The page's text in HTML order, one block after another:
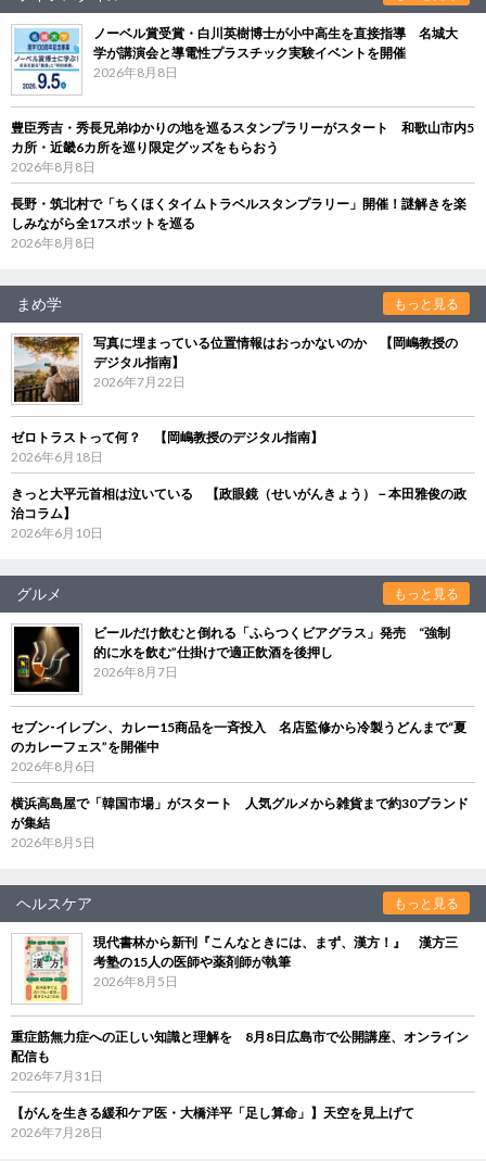
ノーベル賞受賞・白川英樹博士が小中高生を直接指導 名城大
学が講演会と導電性プラスチック実験イベントを開催
2026年8月8日
豊臣秀吉・秀長兄弟ゆかりの地を巡るスタンプラリーがスタート 和歌山市内5
カ所・近畿6カ所を巡り限定グッズをもらおう
2026年8月8日
長野・筑北村で「ちくほくタイムトラベルスタンプラリー」開催！謎解きを楽
しみながら全17スポットを巡る
2026年8月8日
まめ学 もっと見る
写真に埋まっている位置情報はおっかないのか 【岡嶋教授の
デジタル指南】
2026年7月22日
ゼロトラストって何？ 【岡嶋教授のデジタル指南】
2026年6月18日
きっと大平元首相は泣いている 【政眼鏡（せいがんきょう）－本田雅俊の政
治コラム】
2026年6月10日
グルメ もっと見る
ビールだけ飲むと倒れる「ふらつくビアグラス」発売 “強制
的に水を飲む”仕掛けで適正飲酒を後押し
2026年8月7日
セブン‐イレブン、カレー15商品を一斉投入 名店監修から冷製うどんまで“夏
のカレーフェス”を開催中
2026年8月6日
横浜高島屋で「韓国市場」がスタート 人気グルメから雑貨まで約30ブランド
が集結
2026年8月5日
ヘルスケア もっと見る
現代書林から新刊『こんなときには、まず、漢方！』 漢方三
考塾の15人の医師や薬剤師が執筆
2026年8月5日
重症筋無力症への正しい知識と理解を 8月8日広島市で公開講座、オンライン
配信も
2026年7月31日
【がんを生きる緩和ケア医・大橋洋平「足し算命」】天空を見上げて
2026年7月28日